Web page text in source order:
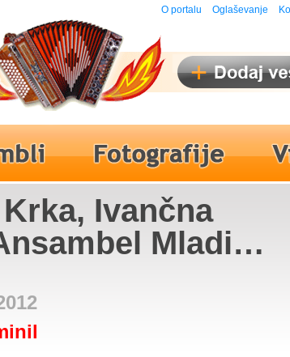
O portalu Oglaševanje
Ivančna
Mladi